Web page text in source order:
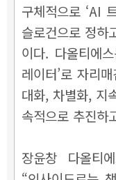
구체적으로 ‘AI
슬로건으로 정하
이다. 다올티에
레이터’로 자리
대화, 차별화, 지
속적으로 추진하
장윤창 다올티